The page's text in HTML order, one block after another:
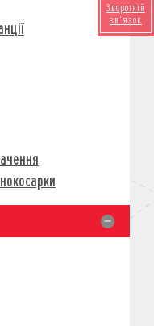
Зворотній
зв'язок